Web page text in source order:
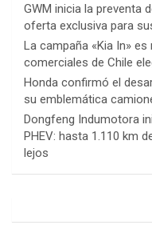
GWM inicia la preventa
oferta exclusiva para
La campaña «Kia In»
comerciales de Chile
Honda confirmó el
su emblemática
Dongfeng Indumotora
PHEV: hasta 1.110 km
lejos